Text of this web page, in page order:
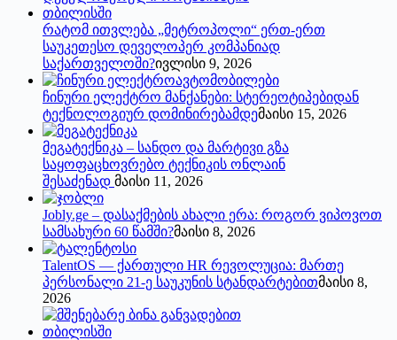
რატომ ითვლება „მეტროპოლი“ ერთ-ერთ
საუკეთესო დეველოპერ კომპანიად
საქართველოში?ივლისი 9, 2026
ჩინური ელექტრო მანქანები: სტერეოტიპებიდან
ტექნოლოგიურ დომინირებამდემაისი 15, 2026
მეგატექნიკა – სანდო და მარტივი გზა
საყოფაცხოვრებო ტექნიკის ონლაინ
შესაძენად მაისი 11, 2026
Jobly.ge – დასაქმების ახალი ერა: როგორ ვიპოვოთ
სამსახური 60 წამში?მაისი 8, 2026
TalentOS — ქართული HR რევოლუცია: მართე
პერსონალი 21-ე საუკუნის სტანდარტებითმაისი 8,
2026